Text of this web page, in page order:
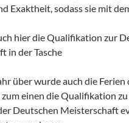
Exaktheit, sodass sie mit
hier die Qualifikation zur
in der Tasche
über wurde auch die
einen die Qualifikation zu
Deutschen Meisterschaft